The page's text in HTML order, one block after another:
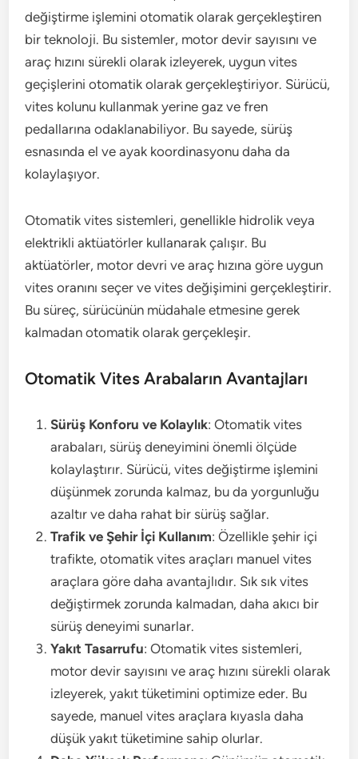
değiştirme işlemini otomatik olarak gerçekleştiren
bir teknoloji. Bu sistemler, motor devir sayısını ve
araç hızını sürekli olarak izleyerek, uygun vites
geçişlerini otomatik olarak gerçekleştiriyor. Sürücü,
vites kolunu kullanmak yerine gaz ve fren
pedallarına odaklanabiliyor. Bu sayede, sürüş
esnasında el ve ayak koordinasyonu daha da
kolaylaşıyor.
Otomatik vites sistemleri, genellikle hidrolik veya
elektrikli aktüatörler kullanarak çalışır. Bu
aktüatörler, motor devri ve araç hızına göre uygun
vites oranını seçer ve vites değişimini gerçekleştirir.
Bu süreç, sürücünün müdahale etmesine gerek
kalmadan otomatik olarak gerçekleşir.
Otomatik Vites Arabaların Avantajları
Sürüş Konforu ve Kolaylık: Otomatik vites
arabaları, sürüş deneyimini önemli ölçüde
kolaylaştırır. Sürücü, vites değiştirme işlemini
düşünmek zorunda kalmaz, bu da yorgunluğu
azaltır ve daha rahat bir sürüş sağlar.
Trafik ve Şehir İçi Kullanım: Özellikle şehir içi
trafikte, otomatik vites araçları manuel vites
araçlara göre daha avantajlıdır. Sık sık vites
değiştirmek zorunda kalmadan, daha akıcı bir
sürüş deneyimi sunarlar.
Yakıt Tasarrufu: Otomatik vites sistemleri,
motor devir sayısını ve araç hızını sürekli olarak
izleyerek, yakıt tüketimini optimize eder. Bu
sayede, manuel vites araçlara kıyasla daha
düşük yakıt tüketimine sahip olurlar.